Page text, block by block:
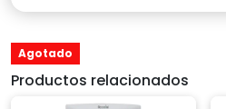
Agotado
Productos relacionados